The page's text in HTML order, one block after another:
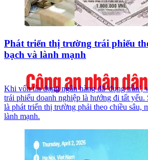
Phát triển thị trường trái phiếu
bạch và lành mạnh
Khi vốn tín dụng ngân hàng đã 'đụng trần',
trái phiếu doanh nghiệp là hướng đi tất yếu.
là phát triển thị trường phải theo chiều sâu,
lành mạnh.